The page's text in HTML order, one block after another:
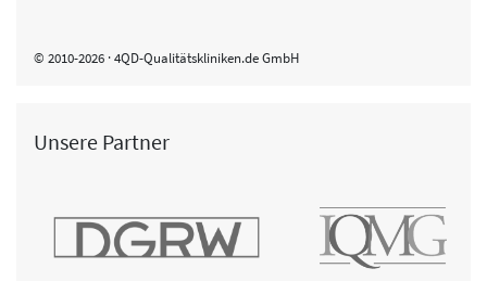
© 2010-2026 · 4QD-Qualitätskliniken.de GmbH
Unsere Partner